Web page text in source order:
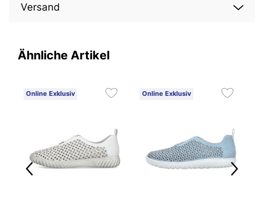
Versand
Ähnliche Artikel
Online Exklusiv Online Exklusiv